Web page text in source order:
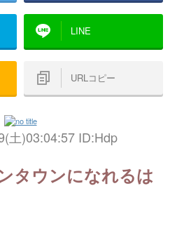
LINE
URLコピー
土)03:04:57 ID:Hdp
タウンになれるは